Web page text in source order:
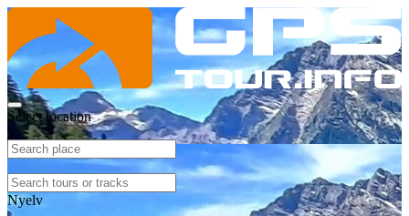
Select location
Nyelv